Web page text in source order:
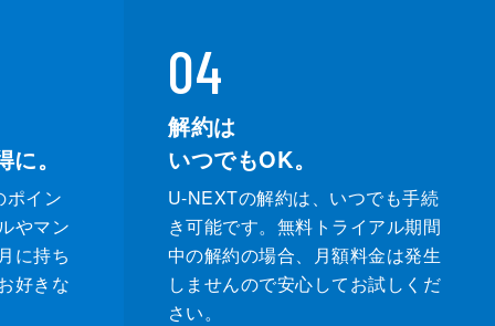
。
ポイン
やマン
に持ち
好きな
04
解約は
いつでもOK。
U-NEXTの解約は、いつでも手続
き可能です。無料トライアル期間
中の解約の場合、月額料金は発生
しませんので安心してお試しくだ
さい。